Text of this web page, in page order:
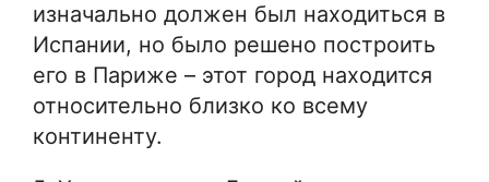
изначально должен был находиться в
Испании, но было решено построить
его в Париже – этот город находится
относительно близко ко всему
континенту.